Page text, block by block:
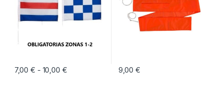
7,00€ - 10,00 €Rango de precios: desde 7,00 € hasta 10,00 €
9,00€